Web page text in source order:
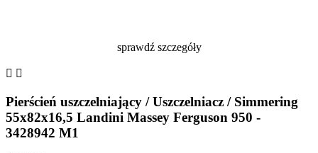
sprawdź szczegóły
 
Pierścień uszczelniający / Uszczelniacz / Simmering
55x82x16,5 Landini Massey Ferguson 950 -
3428942 M1